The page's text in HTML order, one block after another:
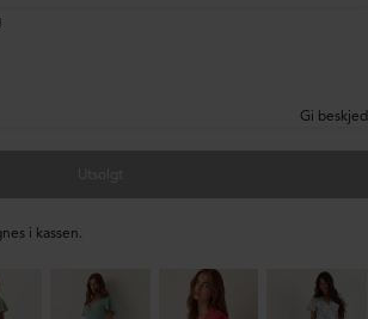
Gi beskjed
i kassen.